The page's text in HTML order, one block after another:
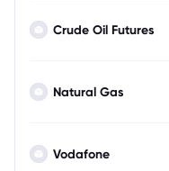
Crude Oil Futures
Natural Gas
Vodafone